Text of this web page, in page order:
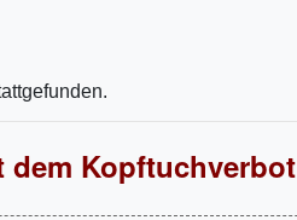
dem Kopftuchverbot